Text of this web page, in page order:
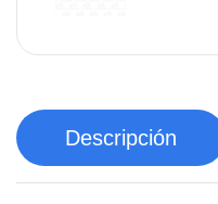
Descripción